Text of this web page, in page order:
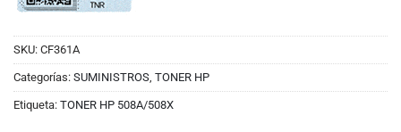
SKU: CF361A
Categorías: SUMINISTROS, TONER HP
Etiqueta: TONER HP 508A/508X